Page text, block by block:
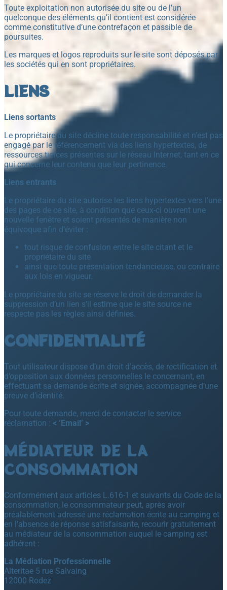
Toute exploitation non autorisée du site ou de l’un
quelconque des éléments qu’il contient est considérée
comme constitutive d’une contrefaçon et passible de
poursuites.
Les marques et logos reproduits sur le site sont déposés par
les sociétés qui en sont propriétaires.
LIENS
Liens sortants
Le propriétaire du site décline toute responsabilité et n’est pas
engagé par le référencement via des liens hypertextes, de
ressources tierces présentes sur le réseau Internet, tant en ce
qui concerne leur contenu que leur pertinence.
Liens entrants
Le propriétaire du site autorise les liens hypertextes vers l’une
des pages de ce site, à condition que ceux-ci ouvrent une
nouvelle fenêtre et soient présentés de manière non
équivoque afin d’éviter :
tout risque de confusion entre le site citant et le
propriétaire du site
ainsi que toute présentation tendancieuse, ou contraire
aux lois en vigueur.
Le propriétaire du site se réserve le droit de demander la
suppression d’un lien s’il estime que le site source ne
respecte pas les règles ainsi définies.
CONFIDENTIALITÉ
Tout utilisateur dispose d’un droit d’accès, de rectification et
d’opposition aux données personnelles le concernant, en
effectuant sa demande écrite et signée, accompagnée d’une
preuve d’identité.
Pour toute demande, merci de contacter le service
réclamation : < ‘Email’ >
MÉDIATEUR DE LA
CONSOMMATION
Conformément aux articles L.616-1 et suivants du Code de la
consommation, le consommateur peut, après avoir
préalablement adressé une réclamation écrite au camping et
en l’absence de réponse satisfaisante, recourir gratuitement
au médiateur de la consommation auquel le camping est
adhérent :
La Médiation Professionnelle
Alteritae 5 rue Salvaing
12000 Rodez